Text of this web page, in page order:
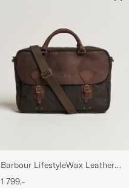
Barbour LifestyleWax Leather
Briefcase Olive
1 799,-